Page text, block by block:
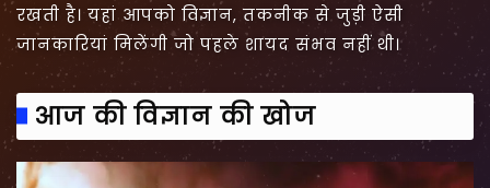
रखती है। यहां आपको विज्ञान, तकनीक से जुड़ी ऐसी
जानकारियां मिलेंगी जो पहले शायद संभव नहीं थी।
आज की विज्ञान की खोज